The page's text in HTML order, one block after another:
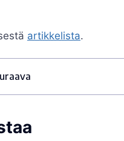
artikkelista.